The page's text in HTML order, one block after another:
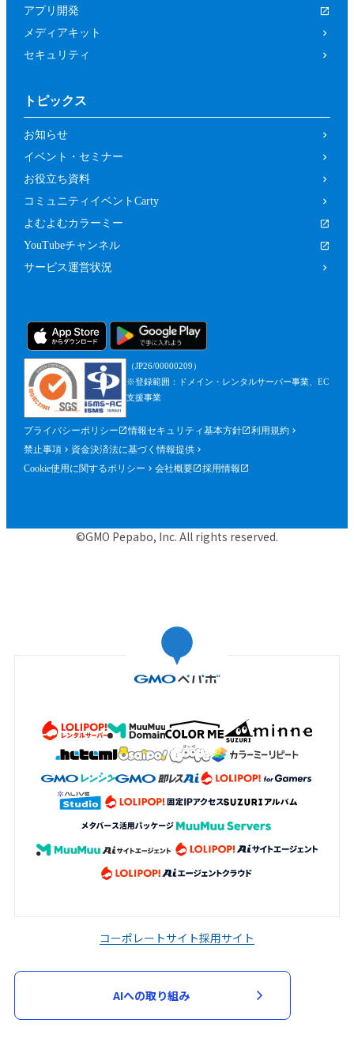
未成年者、成年被後見人、被保佐人又は
被補助人のいずれかであって、本規約に
て、法定代理人、後見人､保佐人又は補
カラーミーショップ利用規約、又は当社
の運営するサービスの利用規約に違反し
ている方又は違反するおそれがあると当
社が判断した方
前２項のため、当社は、参加者（参加の申
し込みをした者を含みます。）に対し、当
確認するための情報（法定代理人の連絡先
を含みます。）が確認できるものを含むが
これに限られません。）の提出を求めるこ
とができるものとし、参加者はこれに従う
ものとします。
第５条（参加申込）
参加申込は、当社が提供する申込専用ペー
当社は、前項に基づく参加申込について承
トの参加に関する契約（以下「参加契約」
といいます。）が成立するものとします。
当社は、申込者に対し、第１項に基づく参
合、当該審査のため必要な資料の提出を求
める場合があります。申込者は、当社から
資料の提出を求められた場合には、速やか
に指定された資料を提出するものとしま
加申込を承諾せず又は参加契約を取り消す
ことができるものとします。
偽、不正確又は誤りがあった場合
するサービスの利用停止等の処分を受け
ている場合
第３項に基づく資料の提出がない場合
アプリ開発
メディアキット
セキュリティ
トピックス
お知らせ
イベント・セミナー
お役立ち資料
コミュニティイベントCarty
よむよむカラーミー
YouTubeチャンネル
サービス運営状況
（JP26/00000209）
※登録範囲：ドメイン・レンタルサーバー事業、EC
支援事業
プライバシーポリシー 情報セキュリティ基本方針
利用規約
禁止事項
資金決済法に基づく情報提供
Cookie使用に関するポリシー
会社概要 採用情報
©GMO Pepabo, Inc. All rights reserved.
コーポレートサイト採用サイト
AIへの取り組み